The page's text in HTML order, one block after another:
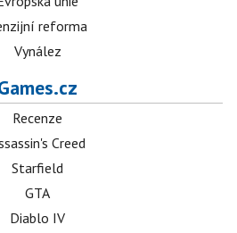
reforma
Vynález
Recenze
Creed
Starfield
GTA
Diablo IV